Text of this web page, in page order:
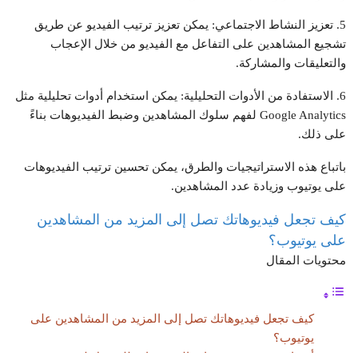
5. تعزيز النشاط الاجتماعي: يمكن تعزيز ترتيب الفيديو عن طريق
تشجيع المشاهدين على التفاعل مع الفيديو من خلال الإعجاب
والتعليقات والمشاركة.
6. الاستفادة من الأدوات التحليلية: يمكن استخدام أدوات تحليلية مثل
Google Analytics لفهم سلوك المشاهدين وضبط الفيديوهات بناءً
على ذلك.
باتباع هذه الاستراتيجيات والطرق، يمكن تحسين ترتيب الفيديوهات
على يوتيوب وزيادة عدد المشاهدين.
كيف تجعل فيديوهاتك تصل إلى المزيد من المشاهدين
على يوتيوب؟
محتويات المقال
كيف تجعل فيديوهاتك تصل إلى المزيد من المشاهدين على
يوتيوب؟